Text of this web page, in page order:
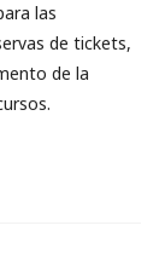
las
de tickets,
de la